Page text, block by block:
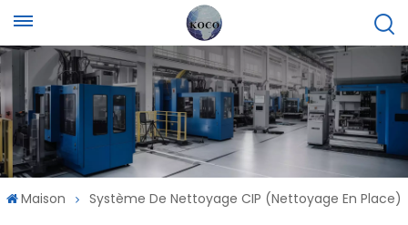
Maison Système De Nettoyage CIP (nettoyage En Place)